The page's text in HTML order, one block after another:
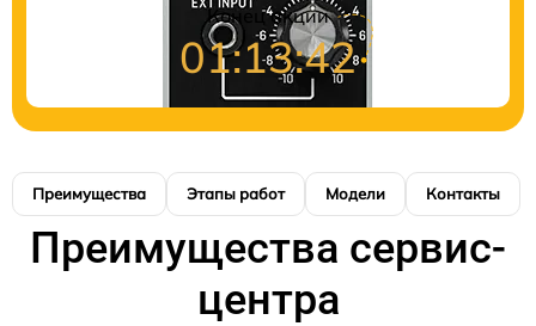
Конец акции
01:13:41
Преимущества Этапы работ Модели Контакты
Преимущества сервис-
центра